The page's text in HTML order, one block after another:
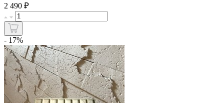
2 490 ₽
- 17%